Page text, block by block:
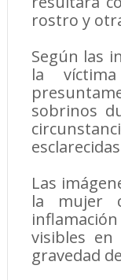
rostro y
Según las
la
sobrinos
Las
la mujer
visibles en
gravedad